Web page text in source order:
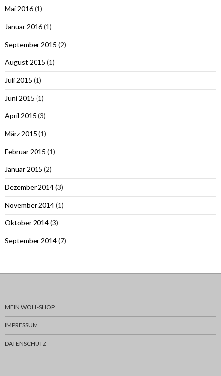
Mai 2016(1)
Januar 2016(1)
September 2015 (2)
August 2015 (1)
Juli 2015 (1)
Juni 2015 (1)
April 2015 (3)
März 2015 (1)
Februar 2015 (1)
Januar 2015 (2)
Dezember 2014(3)
November 2014(1)
Oktober 2014(3)
September 2014(7)
MEIN WOLL-SHOP
IMPRESSUM
DATENSCHUTZ